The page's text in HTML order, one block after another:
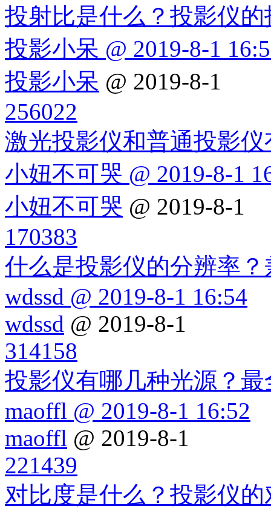
投射比是什么？投影仪
投影小呆 @ 2019-8-1
投影小呆 @ 2019-8-1
256022
激光投影仪和普通投影
小妞不可哭 @ 2019-8-1
小妞不可哭 @ 2019-8-1
170383
什么是投影仪的分辨率
wdssd @ 2019-8-1 16:54
wdssd @ 2019-8-1
314158
投影仪有哪几种光源？最
maoffl @ 2019-8-1 16:52
maoffl @ 2019-8-1
221439
对比度是什么？投影仪